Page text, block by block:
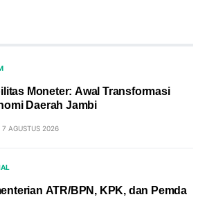
Moneter: Awal Transformasi
Daerah Jambi
7 AGUSTUS 2026
ATR/BPN, KPK, dan Pemda